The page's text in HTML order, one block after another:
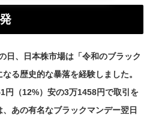
日、日本株市場は「令和のブラック
る歴史的な暴落を経験しました。
円（12%）安の3万1458円で取引を
あの有名なブラックマンデー翌日